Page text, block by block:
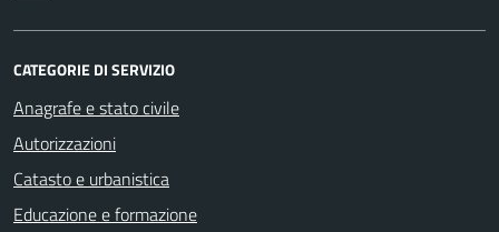
CATEGORIE DI SERVIZIO
Anagrafe e stato civile
Autorizzazioni
Catasto e urbanistica
Educazione e formazione